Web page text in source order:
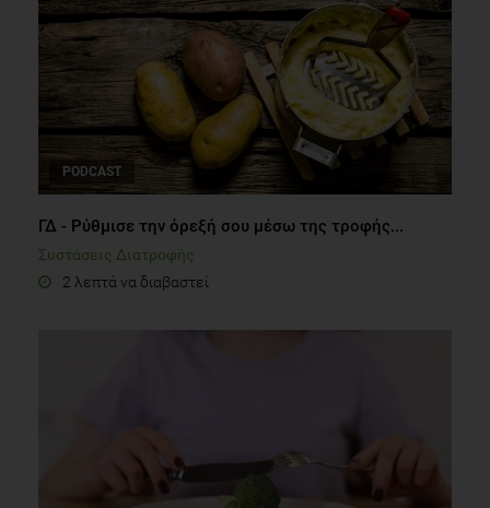
PODCAST
ΓΔ - Ρύθμισε την όρεξή σου μέσω της τροφής...
Συστάσεις Διατροφής
2 λεπτά να διαβαστεί